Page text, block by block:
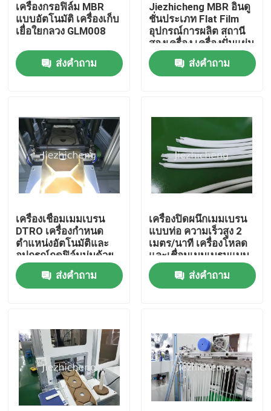
วิดีโอ
เกี่ยวกับเรา
ทัวร์โรงงาน
การควบคุมคุณภาพ
ติดต่อเรา
ขอทุน
เครื่องบรรจุภัณฑ์อุปกรณ์การแพทย์
เครื่องทำอุปกรณ์การแพทย์
เครื่องกรอฟิล์ม MBR
แบบอัตโนมัติ เครื่องเก็บ
เยื่อใยกลวง GLM008
ส่งคำถาม
Jiezhicheng MBR อินดู
ชั่นประเภท Flat Film
อุปกรณ์การผลิต สถานี
สองเครื่อง เครื่องปั่นแผ่น
แผ่นแผ่น GLM009
ส่งคำถาม
เครื่องเชื่อมเมมเบรน
DTRO เครื่องกำหนด
ตำแหน่งอัตโนมัติและ
อุปกรณ์กดฟิล์มนุ่มด้วย
อัลตราโซนิก GLM003
ส่งคำถาม
เครื่องปิดผนึกเมมเบรน
แบบท่อ ความเร็วสูง 2
เมตร/นาที เครื่องโหลด
และเชื่อมเมมเบรนแบบ
ท่ออัตโนมัติ
ส่งคำถาม